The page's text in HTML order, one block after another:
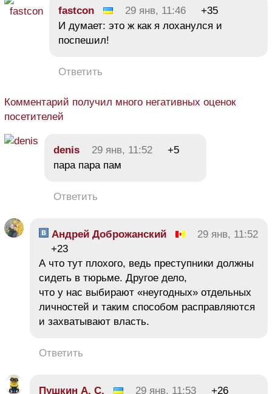
fastcon 29 янв, 11:46
+35
И думает: это ж как я лоханулся и
поспешил!
Ответить
Комментарий получил много негативных оценок
посетителей
denis 29 янв, 11:52
+5
пара пара пам
Ответить
Андрей Доброжанский
29 янв, 11:52
+23
А что тут плохого, ведь преступники должны
сидеть в тюрьме. Другое дело,
что у нас выбирают «неугодных» отдельных
личностей и таким способом расправляются
и захватывают власть.
Ответить
Пушкин А. С. 29 янв, 11:53 +26